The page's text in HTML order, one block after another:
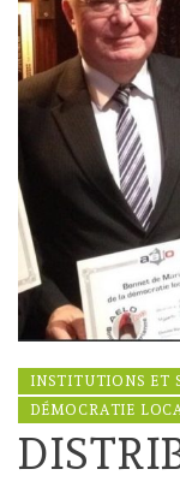
INSTITUTIONS ET
DÉMOCRATIE